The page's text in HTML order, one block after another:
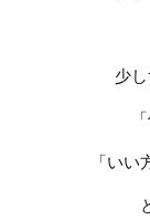
少
「いい